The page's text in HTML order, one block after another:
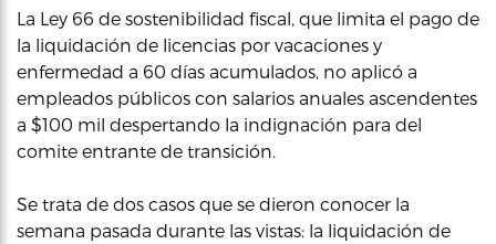
La Ley 66 de sostenibilidad fiscal, que limita el pago de
la liquidación de licencias por vacaciones y
enfermedad a 60 días acumulados, no aplicó a
empleados públicos con salarios anuales ascendentes
a $100 mil despertando la indignación para del
comite entrante de transición.
Se trata de dos casos que se dieron conocer la
semana pasada durante las vistas: la liquidación de